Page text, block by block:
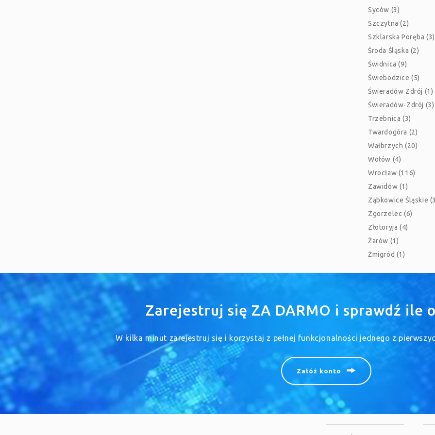
Syców (3)
Szczytna (2)
Szklarska Poręba (3)
Środa Śląska (2)
Świdnica (9)
Świebodzice (5)
Świeradów Zdrój (1)
Świeradów-Zdrój (3)
Trzebnica (3)
Twardogóra (2)
Wałbrzych (20)
Wołów (4)
Wrocław (116)
Zawidów (1)
Ząbkowice Śląskie
Zgorzelec (6)
Złotoryja (4)
Żarów (1)
Żmigród (1)
Zarejestruj się ZA DARMO i sprawdź ile
W kilka minut zarejestruj się i korzystaj z pełnej funkcjonalności jednego z
Załóż konto